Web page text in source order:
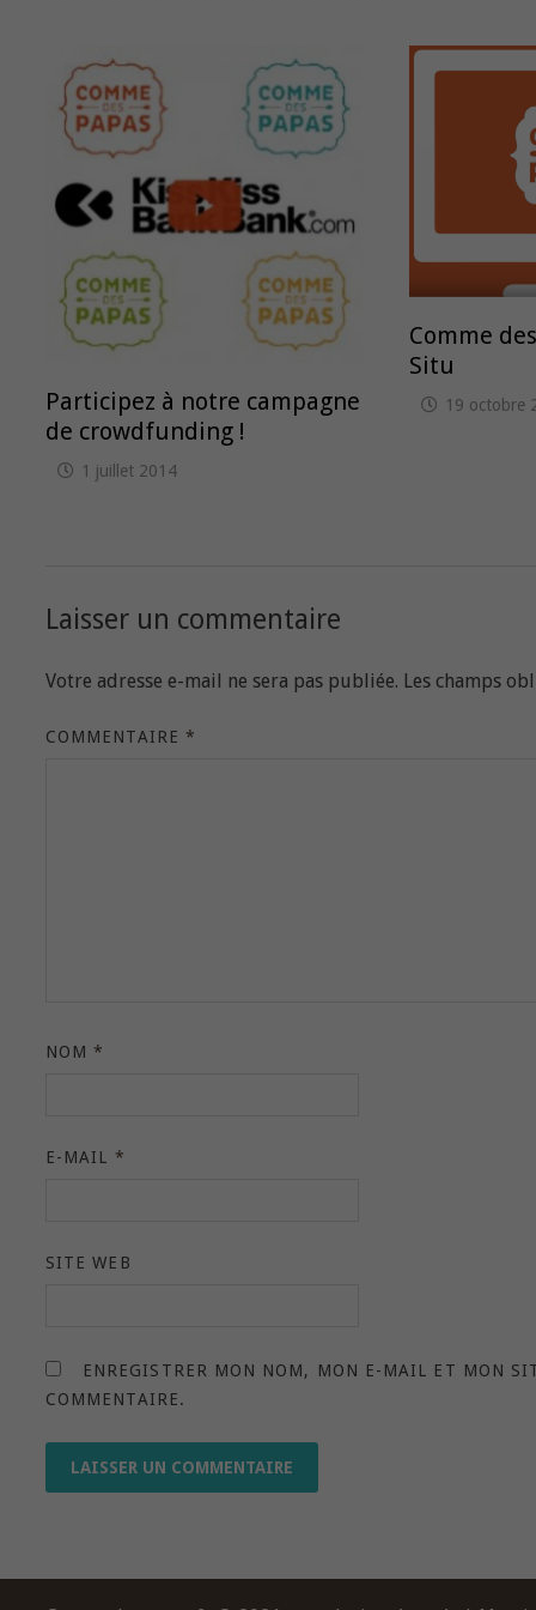
Participez à notre campagne
de crowdfunding !
1 juillet 2014
Comme
Situ
19 octobre
Laisser un commentaire
Votre adresse e-mail ne sera pas publiée. Les champs
COMMENTAIRE *
NOM*
E-MAIL *
SITE WEB
ENREGISTRER MON NOM, MON E-MAIL ET MON
COMMENTAIRE.